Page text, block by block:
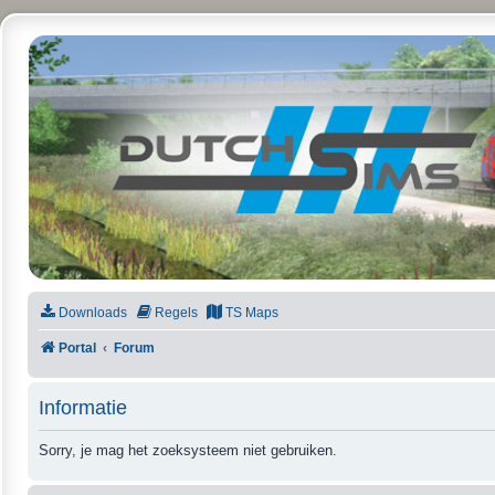
DutchSims
Downloads Regels TS Maps
Portal Forum
Informatie
Sorry, je mag het zoeksysteem niet gebruiken.